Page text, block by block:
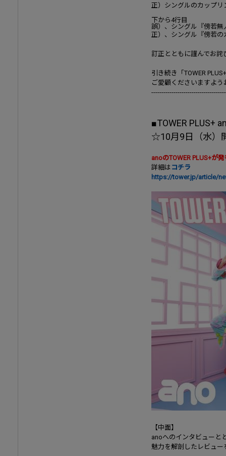
正）シングルのカップリ
下から4行目
誤）、シングル『傍若
正）、シングル『傍若の
訂正とともに謹んでお詫
引き続き「TOWER
ご愛顧くださいますよ
■TOWER PLUS+
☆10月9日（水）
anoのTOWER PLUS+が
詳細は コチラ
https://tower.jp/article/
【中面】
anoへのインタビューと
魅力を解剖したレビュ